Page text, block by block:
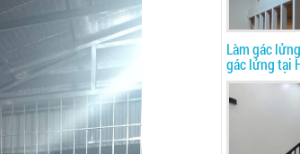
Làm gác
gác lửng tại